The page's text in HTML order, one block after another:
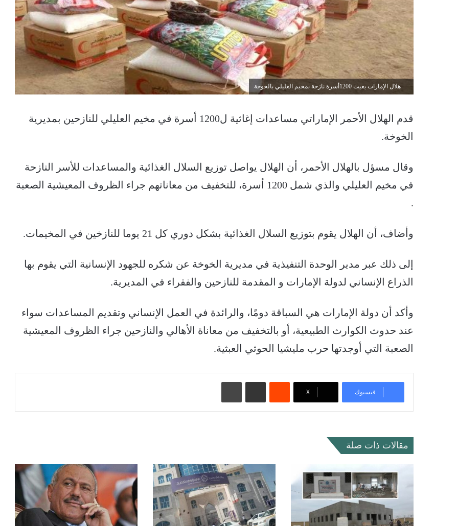
هلال الإمارات يغيث 1200أسرة نازحة بمخيم العليلي بالخوخة
قدم الهلال الأحمر الإماراتي مساعدات إغاثية ل1200 أسرة في مخيم العليلي للنازحين بمديرية
الخوخة.
وقال مسؤل بالهلال الأحمر، أن الهلال يواصل توزيع السلال الغذائية والمساعدات للأسر النازحة
في مخيم العليلي والذي شمل 1200 أسرة، للتخفيف من معاناتهم جراء الظروف المعيشية الصعبة
.
وأضاف، أن الهلال يقوم بتوزيع السلال الغذائية بشكل دوري كل 21 يوما للنازخين في المخيمات.
إلى ذلك عبر مدير الوحدة التنفيذية في مديرية الخوخة عن شكره للجهود الإنسانية التي يقوم بها
الذراع الإنساني لدولة الإمارات و المقدمة للنازحين والفقراء في المديرية.
وأكد أن دولة الإمارات هي السباقة دومًا، والرائدة في العمل الإنساني وتقديم المساعدات سواء
عند حدوث الكوارث الطبيعية، أو بالتخفيف من معاناة الأهالي والنازحين جراء الظروف المعيشية
الصعبة التي أوجدتها حرب مليشيا الحوثي العبثية.
فيسبوك ‫X
مقالات ذات صلة